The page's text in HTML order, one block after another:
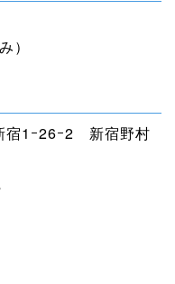
）
宿1ｰ26ｰ2 新宿野村